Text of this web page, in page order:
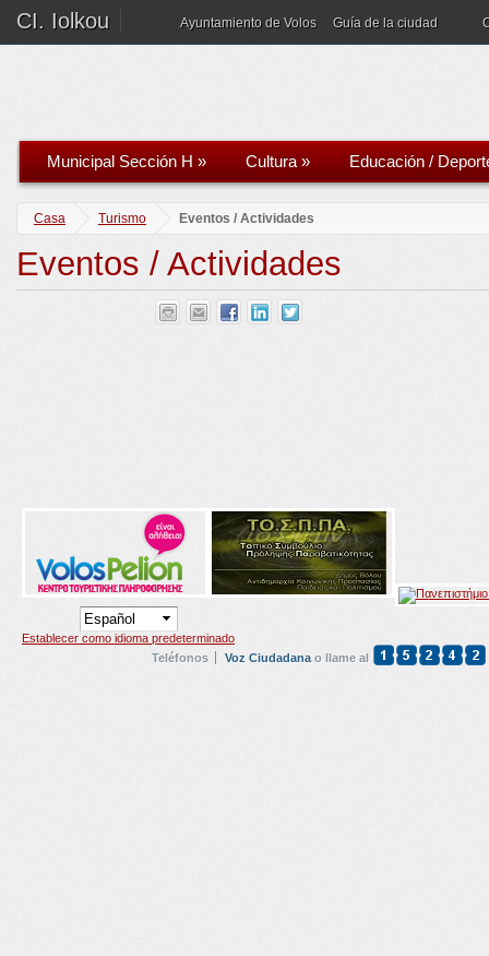
CI. Iolkou Ayuntamiento de Volos Guía de la ciudad
Municipal Sección H » Cultura» Educación /
Casa Turismo Eventos / Actividades
Eventos / Actividades
Establecer como idioma predeterminado
Teléfonos
Voz Ciudadana o llame al